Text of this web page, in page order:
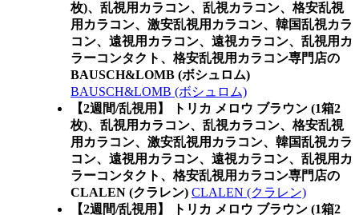
枚)、乱視用カラコン、乱視カラコン、格安乱視
用カラコン、激安乱視用カラコン、韓国乱視カラ
コン、遠視用カラコン、遠視カラコン、乱視用カ
ラーコンタクト、格安乱視用カラコン専門店の
BAUSCH&LOMB (ボシュロム)
BAUSCH&LOMB (ボシュロム)
【2週間/乱視用】 トリカ メロウ ブラウン (1箱2
枚)、乱視用カラコン、乱視カラコン、格安乱視
用カラコン、激安乱視用カラコン、韓国乱視カラ
コン、遠視用カラコン、遠視カラコン、乱視用カ
ラーコンタクト、格安乱視用カラコン専門店の
CLALEN (クラレン) CLALEN (クラレン)
【2週間/乱視用】 トリカ メロウ ブラウン (1箱2